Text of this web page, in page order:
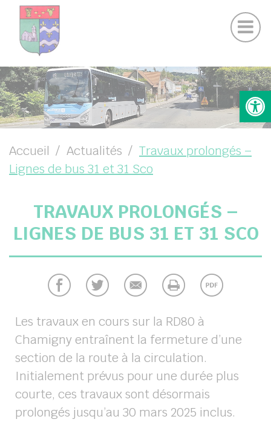
( VOTRE MAIRIE )
( VOTRE COMMUNE )
( VIE PRATIQUE )
( VIE LOCALE )
Actualités Chamigny Journal de la Commune
Suivez-nous sur Facebook
Suivez-nous sur Instagram
Accueil Actualités
Travaux prolongés –
Lignes de bus 31 et 31 Sco
TRAVAUX PROLONGÉS –
LIGNES DE BUS 31 ET 31 SCO
Les travaux en cours sur la RD80 à
Chamigny entraînent la fermeture d’une
section de la route à la circulation.
Initialement prévus pour une durée plus
courte, ces travaux sont désormais
prolongés jusqu’au 30 mars 2025 inclus.
Panneau de gestion des cookies